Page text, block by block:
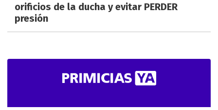
orificios de la ducha y evitar PERDER
presión